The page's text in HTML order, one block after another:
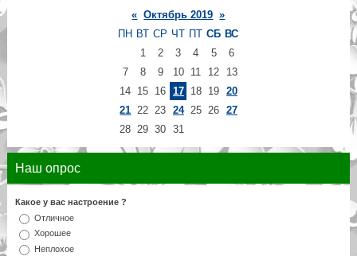
« Октябрь 2019 »
ПН ВТ СР ЧТ ПТ СБ ВС
1
2 3 4 5
6
7
8 9 10 11 12
13
14 15 16 17 18 19 20
21 22 23 24 25 26 27
28 29 30 31
Наш опрос
Какое у вас настроение ?
Отличное
Хорошее
Неплохое